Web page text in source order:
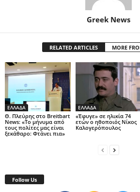
Greek News
RELATED ARTICLES MORE
ΕΛΛΑΔΑ
Θ. Πλεύρης στο Breitbart
News: «Το μήνυμα από
τους πολίτες μας είναι
ξεκάθαρο: Φτάνει πια»
ΕΛΛΑΔΑ
«Έφυγε» σε ηλικία 74
ετών ο ηθοποιός Νίκος
Καλογερόπουλος
Follow Us